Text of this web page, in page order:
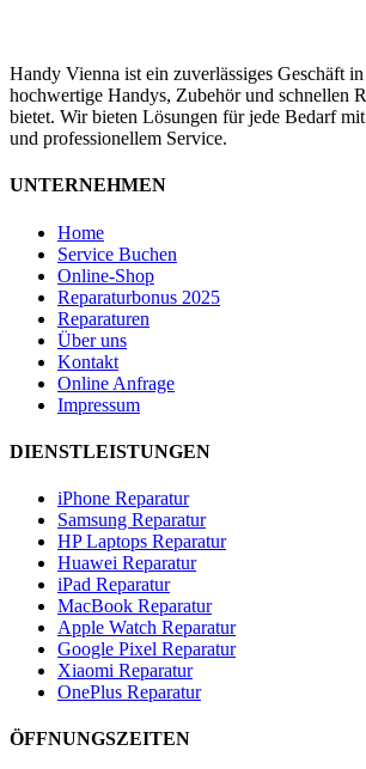
Handy Vienna ist ein zuverlässiges Geschäft
hochwertige Handys, Zubehör und schnellen
bietet. Wir bieten Lösungen für jede Bedarf
und professionellem Service.
UNTERNEHMEN
Home
Service Buchen
Online-Shop
Reparaturbonus 2025
Reparaturen
Über uns
Kontakt
Online Anfrage
Impressum
DIENSTLEISTUNGEN
iPhone Reparatur
Samsung Reparatur
HP Laptops Reparatur
Huawei Reparatur
iPad Reparatur
MacBook Reparatur
Apple Watch Reparatur
Google Pixel Reparatur
Xiaomi Reparatur
OnePlus Reparatur
ÖFFNUNGSZEITEN